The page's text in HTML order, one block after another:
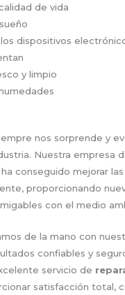
de vida
dispositivos
y limpio
nos sorprende y
Nuestra empresa
ha conseguido mejorar
proporcionando
con el medio
de la mano con
confiables y
servicio de
satisfacción total,